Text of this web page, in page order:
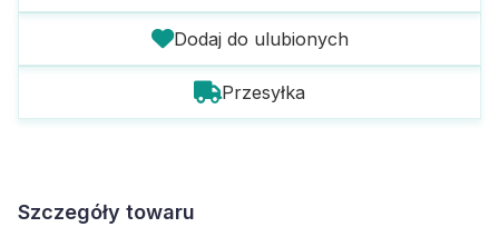
Dodaj do ulubionych
Przesyłka
Szczegóły towaru